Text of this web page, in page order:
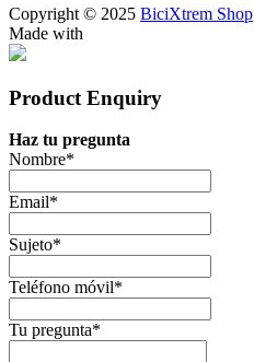
Copyright © 2025 BiciXtrem Shop
Made with
Product Enquiry
Haz tu pregunta
Nombre*
Email*
Sujeto*
Teléfono móvil*
Tu pregunta*